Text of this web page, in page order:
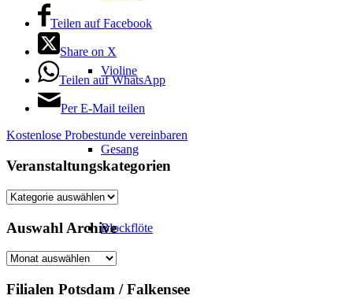
Violine
Gesang
Blockflöte
Teilen auf Facebook
Share on X
Teilen auf WhatsApp
Per E-Mail teilen
Kostenlose Probestunde vereinbaren
Veranstaltungskategorien
Veranstaltungskategorien
Auswahl Archive
Auswahl
Filialen Potsdam / Falkensee